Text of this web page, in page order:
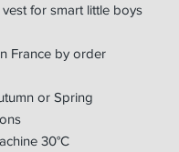
for smart little boys
France by order
or Spring
30°C